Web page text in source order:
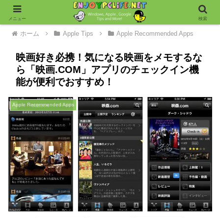
ホーム Apple Tips Apple Recommended Apps
映画好き必携！気になる映画をメモするな
ら「映画.COM」アプリのチェックイン機
能が便利でおすすめ！
Apple Recommended Apps
メニュー 検索